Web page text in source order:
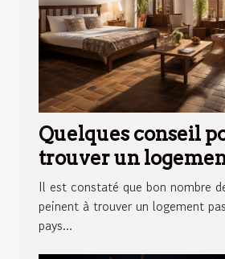
Quelques conseil
trouver un
en Espagne
Il est constaté que bon nombre
peinent à trouver un logement
pays...